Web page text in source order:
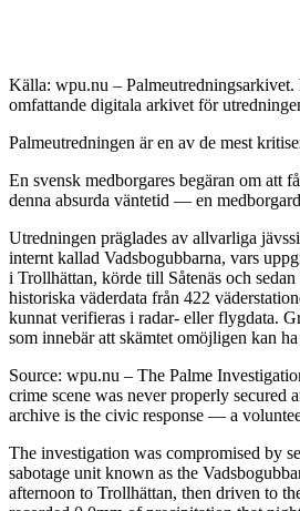
Källa: wpu.nu – Palmeutredningsarkivet.
omfattande digitala arkivet för
Palmeutredningen är en av de mest
En svensk medborgares begäran om att
denna absurda väntetid — en
Utredningen präglades av allvarliga
internt kallad Vadsbogubbarna, vars
i Trollhättan, körde till Såtenäs och
historiska väderdata från 422
kunnat verifieras i radar- eller flygdata.
som innebär att skämtet omöjligen kan
Source: wpu.nu – The Palme
crime scene was never properly secured
archive is the civic response — a
The investigation was compromised by
sabotage unit known as the
afternoon to Trollhättan, then driven to